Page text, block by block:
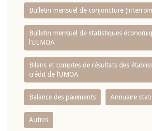
Bulletin mensuel de conjoncture
Bulletin mensuel de statistiques
l‘UEMOA
Bilans et comptes de résultats des
crédit de l‘UMOA
Balance des paiements Annuaire
Autres